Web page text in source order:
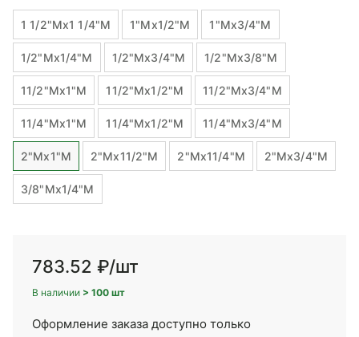
1 1/2"Mx1 1/4"M 1"Mx1/2"М 1"Mx3/4"М
1/2"Mx1/4"М 1/2"Mx3/4"М 1/2"Mx3/8"М
11/2"Mx1"М 11/2"Mx1/2"М 11/2"Mx3/4"М
11/4"Mx1"М 11/4"Mx1/2"М 11/4"Mx3/4"М
2"Mx1"М 2"Mx11/2"M 2"Mx11/4"M 2"Mx3/4"М
3/8"Mx1/4"М
783.52 ₽/шт
В наличии > 100 шт
Оформление заказа доступно только